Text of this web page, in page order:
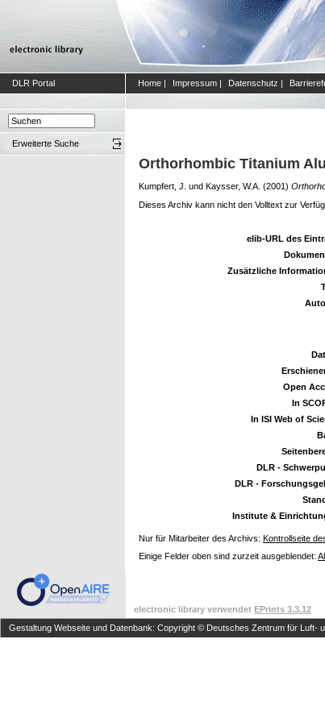
DLR Portal Home | Impressum | Datenschutz |
Erweiterte Suche
Orthorhombic Titanium
Kumpfert, J. und Kaysser, W.A. (2001)
Dieses Archiv kann nicht den Volltext zur
elib-URL des
Zusätzliche
Open
In
In ISI Web of
DLR -
DLR -
Institute &
Nur für Mitarbeiter des Archivs: Kontrollseite
Einige Felder oben sind zurzeit ausgeblendet:
electronic library verwendet EPrints 3.3.12
Gestaltung Webseite und Datenbank: Copyright © Deutsches Zentrum für Luft-